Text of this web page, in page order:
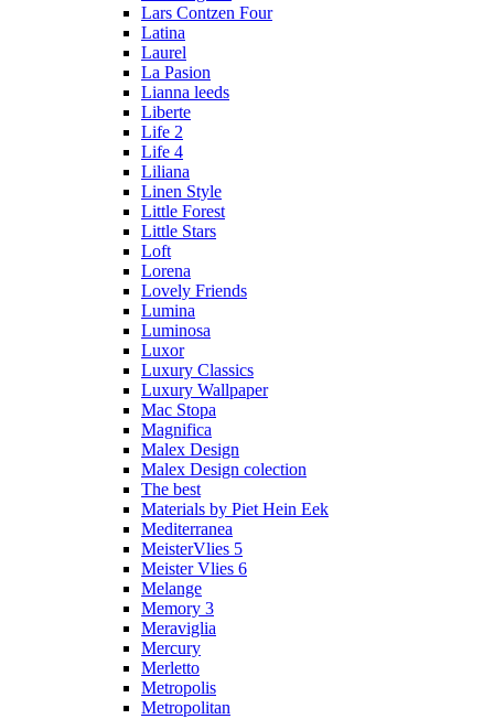
Lars Contzen Four
Latina
Laurel
La Pasion
Lianna leeds
Liberte
Life 2
Life 4
Liliana
Linen Style
Little Forest
Little Stars
Loft
Lorena
Lovely Friends
Lumina
Luminosa
Luxor
Luxury Classics
Luxury Wallpaper
Mac Stopa
Magnifica
Malex Design
Malex Design colection
The best
Materials by Piet Hein Eek
Mediterranea
MeisterVlies 5
Meister Vlies 6
Melange
Memory 3
Meraviglia
Mercury
Merletto
Metropolis
Metropolitan